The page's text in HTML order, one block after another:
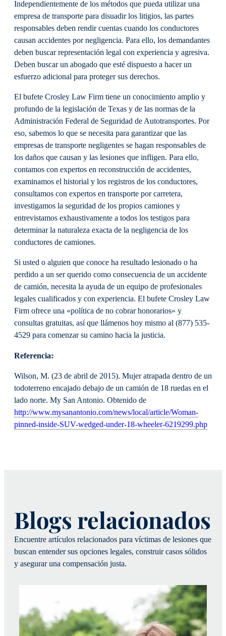
Independientemente de los métodos que pueda utilizar una
empresa de transporte para disuadir los litigios, las partes
responsables deben rendir cuentas cuando los conductores
causan accidentes por negligencia. Para ello, los demandantes
deben buscar representación legal con experiencia y agresiva.
Deben buscar un abogado que esté dispuesto a hacer un
esfuerzo adicional para proteger sus derechos.
El bufete Crosley Law Firm tiene un conocimiento amplio y
profundo de la legislación de Texas y de las normas de la
Administración Federal de Seguridad de Autotransportes. Por
eso, sabemos lo que se necesita para garantizar que las
empresas de transporte negligentes se hagan responsables de
los daños que causan y las lesiones que infligen. Para ello,
contamos con expertos en reconstrucción de accidentes,
examinamos el historial y los registros de los conductores,
consultamos con expertos en transporte por carretera,
investigamos la seguridad de los propios camiones y
entrevistamos exhaustivamente a todos los testigos para
determinar la naturaleza exacta de la negligencia de los
conductores de camiones.
Si usted o alguien que conoce ha resultado lesionado o ha
perdido a un ser querido como consecuencia de un accidente
de camión, necesita la ayuda de un equipo de profesionales
legales cualificados y con experiencia. El bufete Crosley Law
Firm ofrece una «política de no cobrar honorarios» y
consultas gratuitas, así que llámenos hoy mismo al (877) 535-
4529 para comenzar su camino hacia la justicia.
Referencia:
Wilson, M. (23 de abril de 2015). Mujer atrapada dentro de un
todoterreno encajado debajo de un camión de 18 ruedas en el
lado norte. My San Antonio. Obtenido de
http://www.mysanantonio.com/news/local/article/Woman-
pinned-inside-SUV-wedged-under-18-wheeler-6219299.php
Blogs relacionados
Encuentre artículos relacionados para víctimas de lesiones que
buscan entender sus opciones legales, construir casos sólidos
y asegurar una compensación justa.